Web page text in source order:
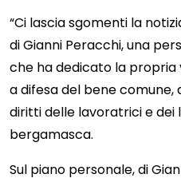
“Ci lascia sgomenti la
di Gianni Peracchi, una
che ha dedicato la
a difesa del bene comune,
diritti delle lavoratrici e
bergamasca.
Sul piano personale, di